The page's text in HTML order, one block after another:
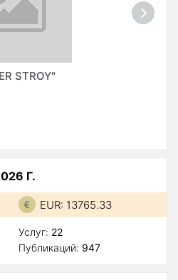
STROY"
Г.
EUR: 13765.33
Услуг: 22
Публикаций: 947